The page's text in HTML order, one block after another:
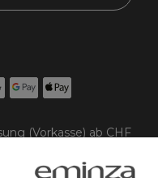
(Vorkasse) ab CHF